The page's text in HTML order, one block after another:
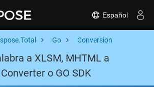
Español
Go Conversion
a XLSM, MHTML a
o GO SDK